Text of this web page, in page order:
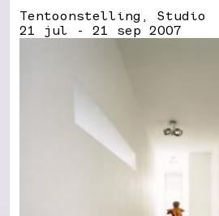
Tentoonstelling, Studio
21 jul - 21 sep 2007